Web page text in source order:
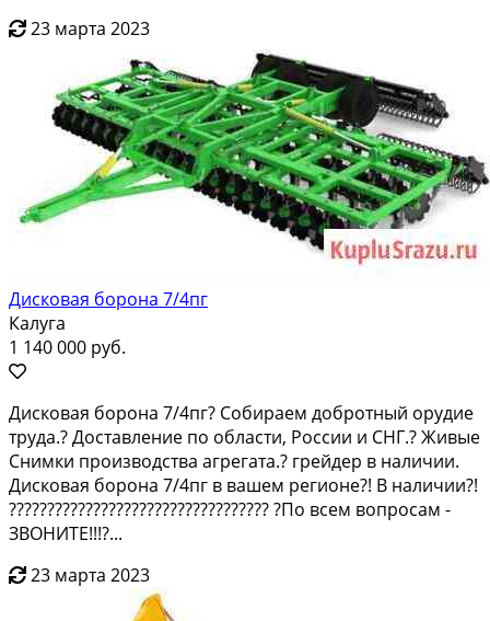
23 марта 2023
Дисковая борона 7/4пг
Калуга
1 140 000 руб.
Дисковая борона 7/4пг? Собираем добротный орудие
труда.? Доставление по области, России и СНГ.? Живые
Снимки производства агрегата.? грейдер в наличии.
Дисковая борона 7/4пг в вашем регионе?! В наличии?!
?????????????????????????????????? ?По всем вопросам -
ЗВОНИТЕ!!!?...
23 марта 2023